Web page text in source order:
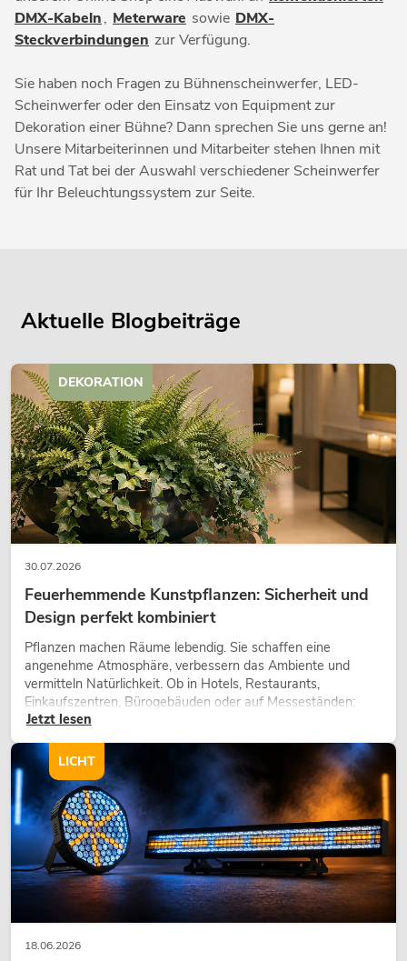
DMX-Kabeln, Meterware sowie DMX-
Steckverbindungen zur Verfügung.
Sie haben noch Fragen zu Bühnenscheinwerfer, LED-
Scheinwerfer oder den Einsatz von Equipment zur
Dekoration einer Bühne? Dann sprechen Sie uns gerne an!
Unsere Mitarbeiterinnen und Mitarbeiter stehen Ihnen mit
Rat und Tat bei der Auswahl verschiedener Scheinwerfer
für Ihr Beleuchtungssystem zur Seite.
Aktuelle Blogbeiträge
30.07.2026
Feuerhemmende Kunstpflanzen: Sicherheit und
Design perfekt kombiniert
Pflanzen machen Räume lebendig. Sie schaffen eine
angenehme Atmosphäre, verbessern das Ambiente und
vermitteln Natürlichkeit. Ob in Hotels, Restaurants,
Einkaufszentren, Bürogebäuden oder auf Messeständen:
eine hochwertige Begrünung gehört heute längst zum
Jetzt lesen
DEKORATION
18.06.2026
LICHT